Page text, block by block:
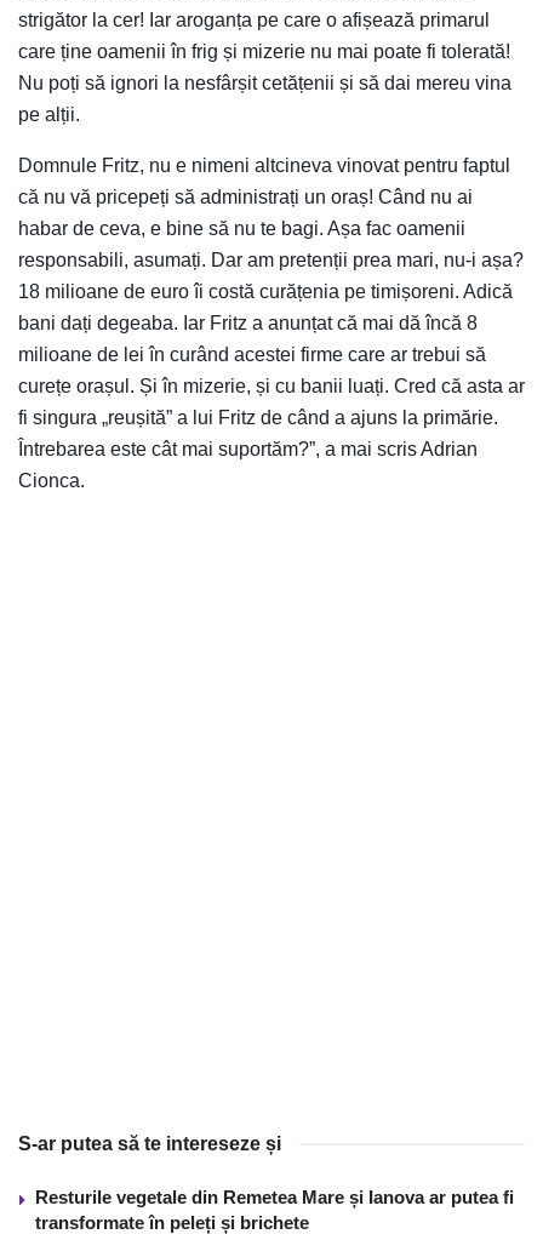
strigător la cer! Iar aroganța pe care o afișează primarul
care ține oamenii în frig și mizerie nu mai poate fi tolerată!
Nu poți să ignori la nesfârșit cetățenii și să dai mereu vina
pe alții.
Domnule Fritz, nu e nimeni altcineva vinovat pentru faptul
că nu vă pricepeți să administrați un oraș! Când nu ai
habar de ceva, e bine să nu te bagi. Așa fac oamenii
responsabili, asumați. Dar am pretenții prea mari, nu-i așa?
18 milioane de euro îi costă curățenia pe timișoreni. Adică
bani dați degeaba. Iar Fritz a anunțat că mai dă încă 8
milioane de lei în curând acestei firme care ar trebui să
curețe orașul. Și în mizerie, și cu banii luați. Cred că asta ar
fi singura „reușită” a lui Fritz de când a ajuns la primărie.
Întrebarea este cât mai suportăm?”, a mai scris Adrian
Cionca.
S-ar putea să te intereseze și
Resturile vegetale din Remetea Mare și Ianova ar putea fi
transformate în peleți și brichete